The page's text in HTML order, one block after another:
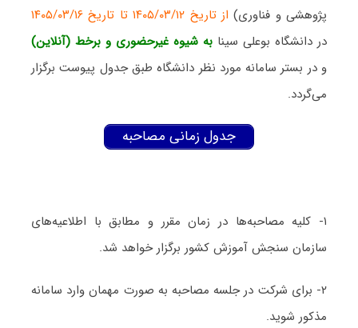
پژوهشی و فناوری) از تاریخ ۱۴۰۵/۰۳/۱۲ تا تاریخ ۱۴۰۵/۰۳/۱۶
در دانشگاه بوعلی سینا به شیوه غیرحضوری و برخط (آنلاین)
و در بستر سامانه مورد نظر دانشگاه طبق جدول پیوست برگزار
می‌گردد.
جدول زمانی مصاحبه
۱- کلیه مصاحبه‌ها در زمان مقرر و مطابق با اطلاعیه‌های
سازمان سنجش آموزش کشور برگزار خواهد شد.
۲- برای شرکت در جلسه مصاحبه به صورت مهمان وارد سامانه
مذکور شوید.